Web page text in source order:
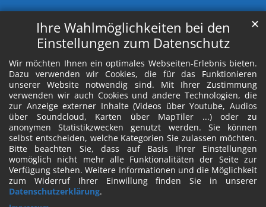
Ihre Wahlmöglichkeiten bei den
Einstellungen zum Datenschutz
Wir möchten Ihnen ein optimales Webseiten-Erlebnis bieten.
Dazu verwenden wir Cookies, die für das Funktionieren
unserer Website notwendig sind. Mit Ihrer Zustimmung
verwenden wir auch Cookies und andere Technologien, die
zur Anzeige externer Inhalte (Videos über Youtube, Audios
über Soundcloud, Karten über MapTiler ...) oder zu
anonymen Statistikzwecken genutzt werden. Sie können
selbst entscheiden, welche Kategorien Sie zulassen möchten.
Bitte beachten Sie, dass auf Basis Ihrer Einstellungen
womöglich nicht mehr alle Funktionalitäten der Seite zur
Verfügung stehen. Weitere Informationen und die Möglichkeit
zum Widerruf Ihrer Einwillung finden Sie in unserer
Datenschutzerklärung.
✕